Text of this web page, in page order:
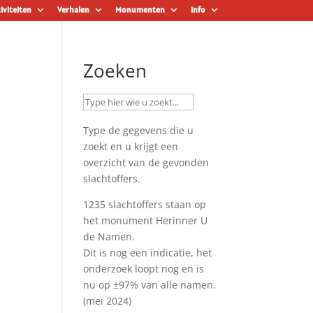
Verhalen Monumenten Info
Zoeken
Type de gegevens die u
zoekt en u krijgt een
overzicht van de gevonden
slachtoffers.
1235 slachtoffers staan op
het monument Herinner U
de Namen.
Dit is nog een indicatie, het
onderzoek loopt nog en is
nu op ±97% van alle namen.
(mei 2024)